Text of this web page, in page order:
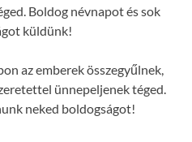
Boldog névnapot és sok
küldünk!
az emberek összegyűlnek,
ünnepeljenek téged.
neked boldogságot!